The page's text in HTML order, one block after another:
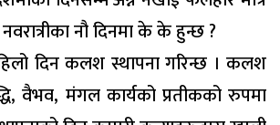
नौ दिनमा के के हुन्छ ?
दिन कलश स्थापना गरिन्छ । कलश
वैभव, मंगल कार्यको प्रतीकको रुपमा